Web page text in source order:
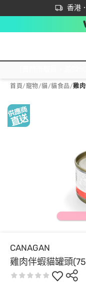
香港
立即
首次APP下
首頁/寵物/貓/貓食品/雞
CANAGAN
雞肉伴蝦貓罐頭